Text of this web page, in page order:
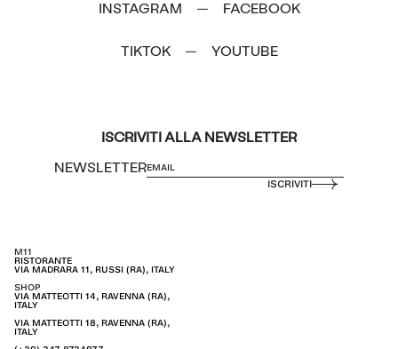
INSTAGRAM — FACEBOOK
TIKTOK — YOUTUBE
ISCRIVITI ALLA NEWSLETTER
NEWSLETTER
ISCRIVITI
M11
RISTORANTE
VIA MADRARA 11, RUSSI (RA), ITALY
SHOP
VIA MATTEOTTI 14, RAVENNA (RA),
ITALY
VIA MATTEOTTI 18, RAVENNA (RA),
ITALY